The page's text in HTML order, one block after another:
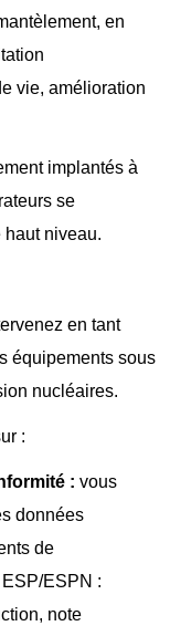
en
vie, amélioration
implantés à
se
haut niveau.
en tant
équipements sous
nucléaires.
:
: vous
données
de
ESPN :
note